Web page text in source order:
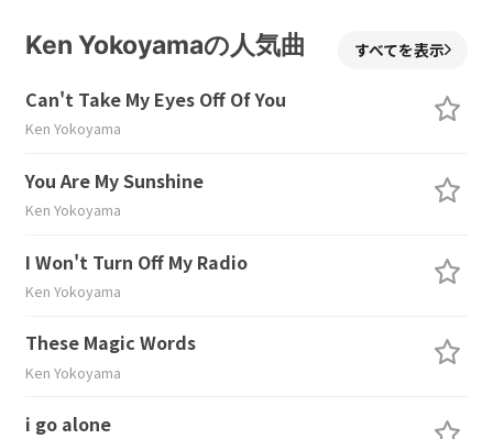
Ken Yokoyamaの人気曲 すべてを表示
Can't Take My Eyes Off Of You
Ken Yokoyama
You Are My Sunshine
Ken Yokoyama
I Won't Turn Off My Radio
Ken Yokoyama
These Magic Words
Ken Yokoyama
i go alone